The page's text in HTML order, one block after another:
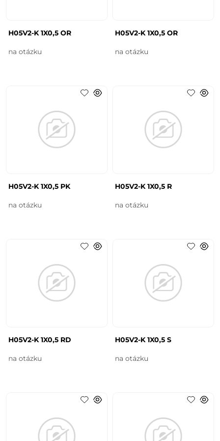
H05V2-K 1X0,5 OR
na otázku
H05V2-K 1X0,5 OR
na otázku
H05V2-K 1X0,5 PK
na otázku
H05V2-K 1X0,5 R
na otázku
H05V2-K 1X0,5 RD
na otázku
H05V2-K 1X0,5 S
na otázku